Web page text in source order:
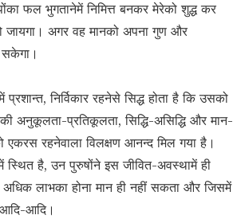
फल भुगतानेमें निमित्त बनकर मेरेको शुद्ध कर
जायगा। अगर वह मानको अपना गुण और
सकेगा।
निर्विकार रहनेसे सिद्ध होता है कि उसको
अनुकूलता-प्रतिकूलता, सिद्धि-असिद्धि और मान-
रहनेवाला विलक्षण आनन्द मिल गया है।
स्थित है, उन पुरुषोंने इस जीवित-अवस्थामें ही
लाभका होना मान ही नहीं सकता और जिसमें
आदि।